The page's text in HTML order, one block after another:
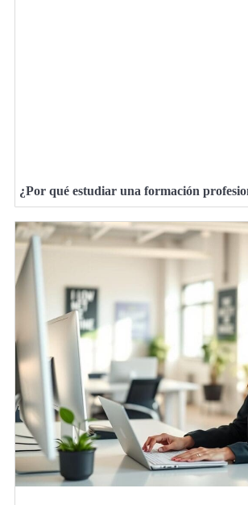
¿Por qué estudiar una formación